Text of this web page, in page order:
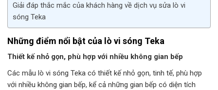
Giải đáp thắc mắc của khách hàng về dịch vụ sửa lò vi
sóng Teka
Những điểm nổi bật của lò vi sóng Teka
Thiết kế nhỏ gọn, phù hợp với nhiều không gian bếp
Các mẫu lò vi sóng Teka có thiết kế nhỏ gọn, tinh tế, phù hợp
với nhiều không gian bếp, kể cả những gian bếp có diện tích